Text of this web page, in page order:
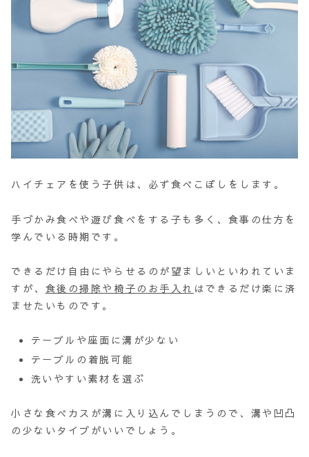
ハイチェアを使う子供は、必ず食べこぼしをします。
手づかみ食べや遊び食べをする子も多く、食事の仕方を
学んでいる時期です。
できるだけ自由にやらせるのが望ましいといわれていま
すが、 食後の掃除や椅子のお手入れ はできるだけ楽に済
ませたいものです。
テーブルや座面に溝が少ない
テーブルの着脱可能
洗いやすい素材を選ぶ
小さな食べカスが溝に入り込んでしまうので、溝や凹凸
の少ないタイプがいいでしょう。